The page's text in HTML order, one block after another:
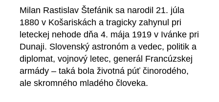
Milan Rastislav Štefánik sa narodil 21. júla
1880 v Košariskách a tragicky zahynul pri
leteckej nehode dňa 4. mája 1919 v Ivánke pri
Dunaji. Slovenský astronóm a vedec, politik a
diplomat, vojnový letec, generál Francúzskej
armády – taká bola životná púť činorodého,
ale skromného mladého človeka.